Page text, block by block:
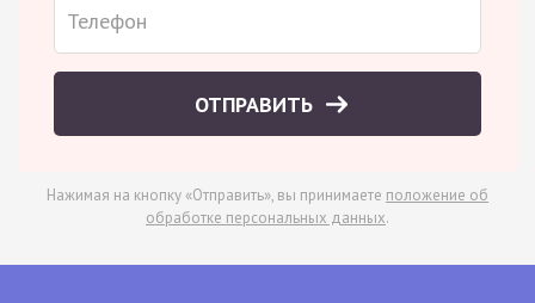
ОТПРАВИТЬ
Нажимая на кнопку «Отправить», вы принимаете положение об
обработке персональных данных.